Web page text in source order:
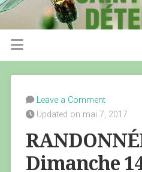
Leave a Comment
Updated on mai 7, 2017
Dimanche